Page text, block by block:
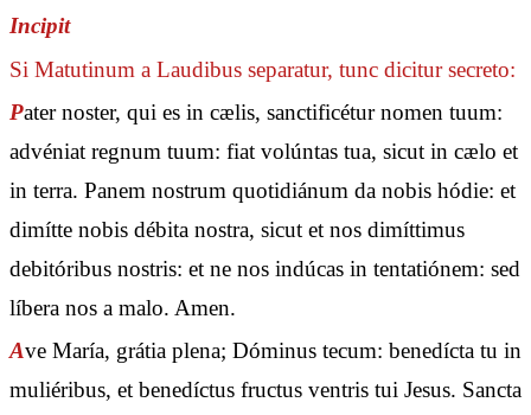
Incipit
Si Matutinum a Laudibus separatur, tunc dicitur secreto:
Pater noster, qui es in cælis, sanctificétur nomen tuum:
advéniat regnum tuum: fiat volúntas tua, sicut in cælo et
in terra. Panem nostrum quotidiánum da nobis hódie: et
dimítte nobis débita nostra, sicut et nos dimíttimus
debitóribus nostris: et ne nos indúcas in tentatiónem: sed
líbera nos a malo. Amen.
Ave María, grátia plena; Dóminus tecum: benedícta tu in
muliéribus, et benedíctus fructus ventris tui Jesus. Sancta